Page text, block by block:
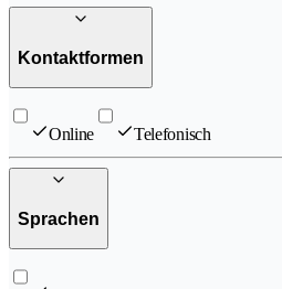
Kontaktformen
Online Telefonisch
Sprachen